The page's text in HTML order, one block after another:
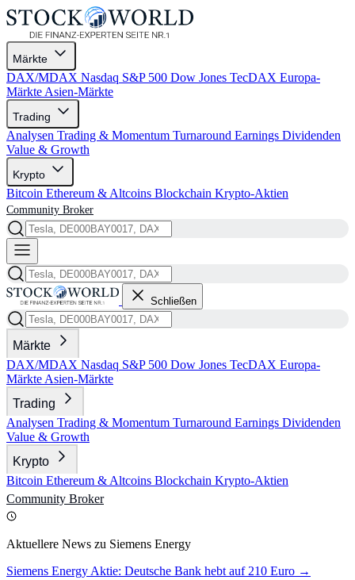
Märkte
DAX/MDAX Nasdaq S&P 500 Dow Jones TecDAX Europa-
Märkte Asien-Märkte
Trading
Analysen Trading & Momentum Turnaround Earnings Dividenden
Value & Growth
Krypto
Bitcoin Ethereum & Altcoins Blockchain Krypto-Aktien
Community Broker
Schließen
Märkte
DAX/MDAX Nasdaq S&P 500 Dow Jones TecDAX Europa-
Märkte Asien-Märkte
Trading
Analysen Trading & Momentum Turnaround Earnings Dividenden
Value & Growth
Krypto
Bitcoin Ethereum & Altcoins Blockchain Krypto-Aktien
Community Broker
Aktuellere News zu Siemens Energy
Siemens Energy Aktie: Deutsche Bank hebt auf 210 Euro →